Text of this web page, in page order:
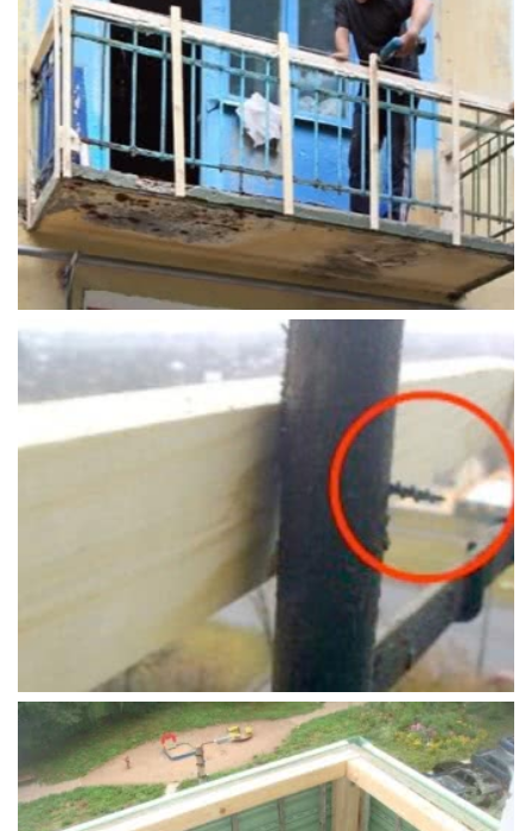
Более наглядно процесс облицовки наружного
фасада балкона вы можете посмотреть в
следующем видео: